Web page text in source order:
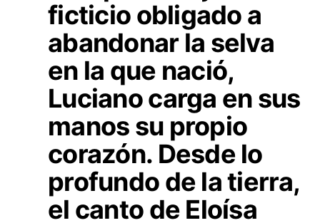
ficticio obligado a
abandonar la selva
en la que nació,
Luciano carga en sus
manos su propio
corazón. Desde lo
profundo de la tierra,
el canto de Eloísa